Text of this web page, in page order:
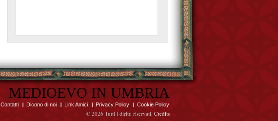
MEDIOEVO IN UMBRIA
Contatti Dicono di noi Link Amici Privacy Policy Cookie Policy
© 2026 Tutti i diritti riservati. Credits